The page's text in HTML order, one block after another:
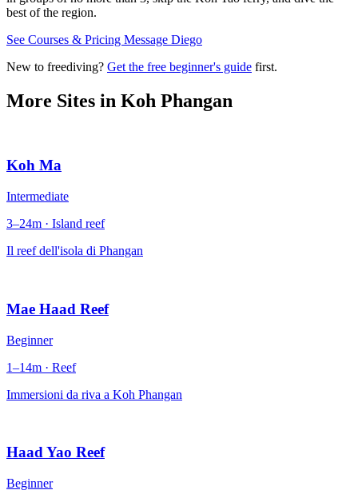
best of the region.
See Courses & Pricing Message Diego
New to freediving? Get the free beginner's guide first.
More Sites in Koh Phangan
Koh Ma
Intermediate
3–24m · Island reef
Il reef dell'isola di Phangan
Mae Haad Reef
Beginner
1–14m · Reef
Immersioni da riva a Koh Phangan
Haad Yao Reef
Beginner